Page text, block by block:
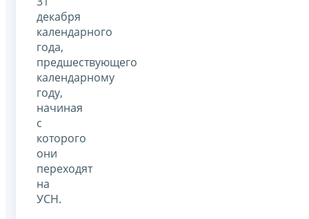
декабря
календарного
года,
предшествующего
календарному
году,
начиная
с
которого
они
переходят
на
УСН.